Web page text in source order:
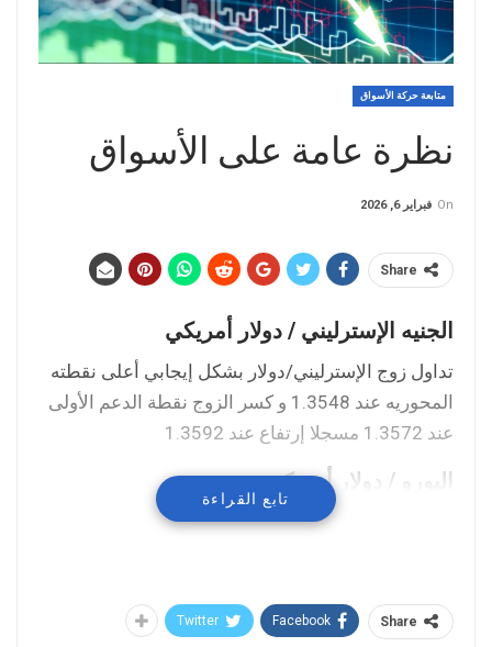
متابعة حركة الأسواق
نظرة عامة على الأسواق
On فبراير 6, 2026
Share
الجنيه الإسترليني / دولار أمريكي
تداول زوج الإسترليني/دولار بشكل إيجابي أعلى نقطته
المحوريه عند 1.3548 و كسر الزوج نقطة الدعم الأولى
عند 1.3572 مسجلا إرتفاع عند 1.3592
اليورو / دولار أمريكي
تداول زوج اليورو/دولار بشكل عرضي محايد حول نقطته
مؤشر داكس الألماني
تابع القراءة
Share
Facebook
Twitter